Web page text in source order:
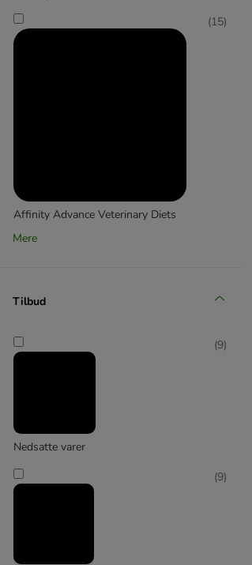
Affinity Advance Veterinary Diets
(15)
Almo Nature HFC
Mere
Tilbud
Nedsatte varer
(9)
(9)